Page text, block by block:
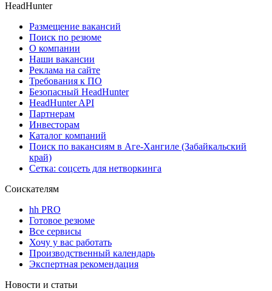
HeadHunter
Размещение вакансий
Поиск по резюме
О компании
Наши вакансии
Реклама на сайте
Требования к ПО
Безопасный HeadHunter
HeadHunter API
Партнерам
Инвесторам
Каталог компаний
Поиск по вакансиям в Аге-Хангиле (Забайкальский
край)
Сетка: соцсеть для нетворкинга
Соискателям
hh PRO
Готовое резюме
Все сервисы
Хочу у вас работать
Производственный календарь
Экспертная рекомендация
Новости и статьи